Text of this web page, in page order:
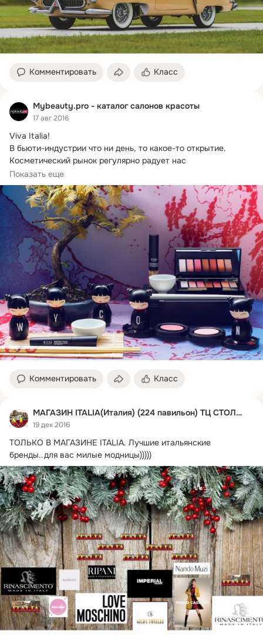
Комментировать Класс
Mybeauty.pro - каталог салонов красоты
17 авг 2016
Viva Italia!
В бьюти-индустрии что ни день, то какое-то открытие.
Косметический рынок регулярно радует нас
чудодейственными продуктами...
Показать еще
Комментировать Класс
МАГАЗИН ITALIA(Италия) (224 павильон) ТЦ СТОЛИЦА
19 дек 2016
ТОЛЬКО В МАГАЗИНЕ ITALIA. Лучшие итальянские
бренды..для вас милые модницы)))))